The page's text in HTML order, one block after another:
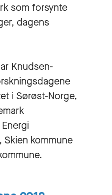
som forsynte
dagens
Knudsen-
i Sørøst-Norge,
Skien kommune